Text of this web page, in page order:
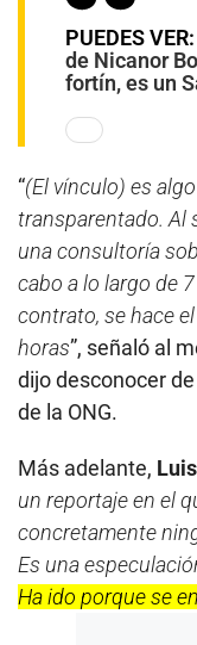
PUEDES VER:
de Nicanor
fortín, es un
“(El vínculo) es
transparentado. Al
una consultoría
cabo a lo largo de
contrato, se hace
horas”, señaló al
dijo desconocer
de la ONG.
Más adelante,
un reportaje en el
concretamente
Es una
Ha ido porque se